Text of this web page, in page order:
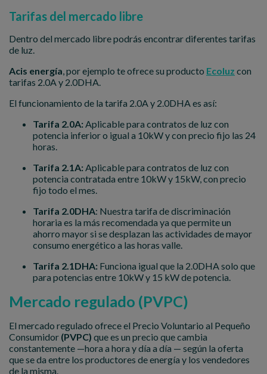
Tarifas del mercado libre
Dentro del mercado libre podrás encontrar diferentes tarifas
de luz.
Acis energía, por ejemplo te ofrece su producto Ecoluz con
tarifas 2.0A y 2.0DHA.
El funcionamiento de la tarifa 2.0A y 2.0DHA es así:
Tarifa 2.0A: Aplicable para contratos de luz con
potencia inferior o igual a 10kW y con precio fijo las 24
horas.
Tarifa 2.1A: Aplicable para contratos de luz con
potencia contratada entre 10kW y 15kW, con precio
fijo todo el mes.
Tarifa 2.0DHA: Nuestra tarifa de discriminación
horaria es la más recomendada ya que permite un
ahorro mayor si se desplazan las actividades de mayor
consumo energético a las horas valle.
Tarifa 2.1DHA: Funciona igual que la 2.0DHA solo que
para potencias entre 10kW y 15 kW de potencia.
Mercado regulado (PVPC)
El mercado regulado ofrece el Precio Voluntario al Pequeño
Consumidor (PVPC) que es un precio que cambia
constantemente —hora a hora y día a día — según la oferta
que se da entre los productores de energía y los vendedores
de la misma.